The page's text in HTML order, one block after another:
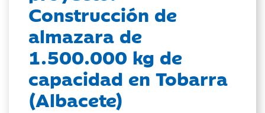
Construcción de
almazara de
1.500.000 kg de
capacidad en Tobarra
(Albacete)